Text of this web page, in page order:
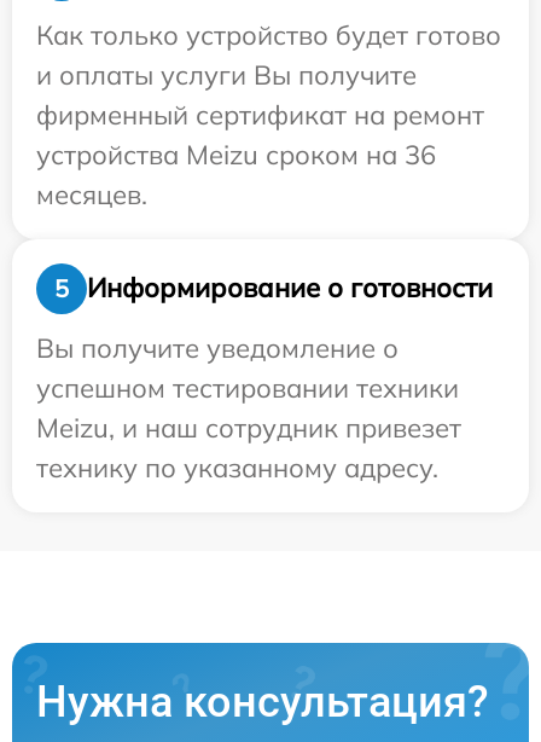
Как только устройство будет готово
и оплаты услуги Вы получите
фирменный сертификат на ремонт
устройства Meizu сроком на 36
месяцев.
5
Информирование о готовности
Вы получите уведомление о
успешном тестировании техники
Meizu, и наш сотрудник привезет
технику по указанному адресу.
Нужна консультация?